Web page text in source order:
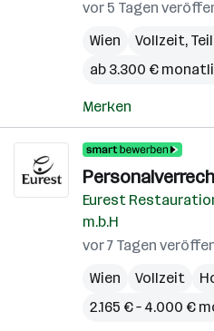
vor 5 Tagen
Wien
Vollzeit,
ab 3.300 €
Merken
Eurest
m.b.H
vor 7 Tagen
Wien
Vollzeit
2.165 € – 4.000 €